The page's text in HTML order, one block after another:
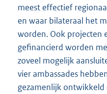
meest effectief
en waar bilateraal het
worden. Ook projecten
gefinancierd worden
zoveel mogelijk
vier ambassades
gezamenlijk